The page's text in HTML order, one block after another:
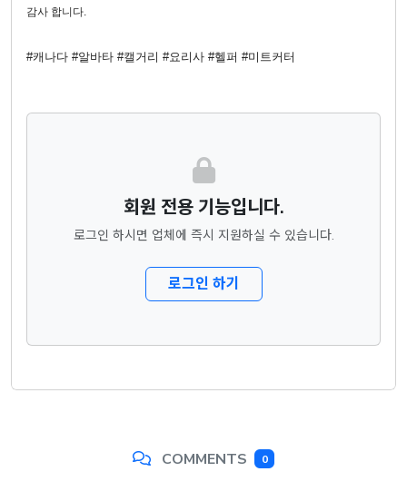
감사 합니다.
#캐나다 #알바타 #캘거리 #요리사 #헬퍼 #미트커터
회원 전용 기능입니다.
로그인 하시면 업체에 즉시 지원하실 수 있습니다.
로그인 하기
COMMENTS 0